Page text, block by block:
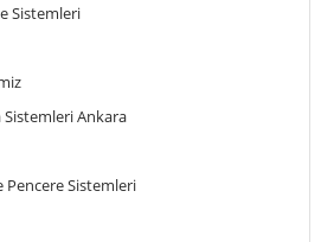
Sistemleri
Sistemleri Ankara
Pencere Sistemleri